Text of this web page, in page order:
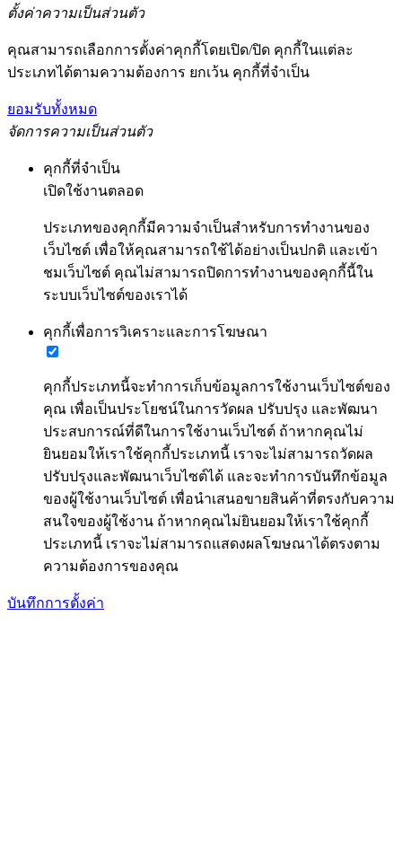
ตั้งค่าความเป็นส่วนตัว
คุณสามารถเลือกการตั้งค่าคุกกี้โดยเปิด/ปิด คุกกี้ในแต่ละ
ประเภทได้ตามความต้องการ ยกเว้น คุกกี้ที่จำเป็น
ยอมรับทั้งหมด
จัดการความเป็นส่วนตัว
คุกกี้ที่จำเป็น
เปิดใช้งานตลอด
ประเภทของคุกกี้มีความจำเป็นสำหรับการทำงานของ
เว็บไซต์ เพื่อให้คุณสามารถใช้ได้อย่างเป็นปกติ และเข้า
ชมเว็บไซต์ คุณไม่สามารถปิดการทำงานของคุกกี้นี้ใน
ระบบเว็บไซต์ของเราได้
คุกกี้เพื่อการวิเคราะและการโฆษณา
คุกกี้ประเภทนี้จะทำการเก็บข้อมูลการใช้งานเว็บไซต์ของ
คุณ เพื่อเป็นประโยชน์ในการวัดผล ปรับปรุง และพัฒนา
ประสบการณ์ที่ดีในการใช้งานเว็บไซต์ ถ้าหากคุณไม่
ยินยอมให้เราใช้คุกกี้ประเภทนี้ เราจะไม่สามารถวัดผล
ปรับปรุงและพัฒนาเว็บไซต์ได้ และจะทำการบันทึกข้อมูล
ของผู้ใช้งานเว็บไซต์ เพื่อนำเสนอขายสินค้าที่ตรงกับความ
สนใจของผู้ใช้งาน ถ้าหากคุณไม่ยินยอมให้เราใช้คุกกี้
ประเภทนี้ เราจะไม่สามารถแสดงผลโฆษณาได้ตรงตาม
ความต้องการของคุณ
บันทึกการตั้งค่า